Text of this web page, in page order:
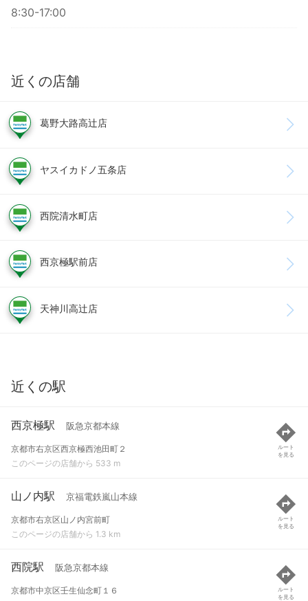
8:30-17:00
近くの店舗
葛野大路高辻店
ヤスイカドノ五条店
西院清水町店
西京極駅前店
天神川高辻店
近くの駅
西京極駅 阪急京都本線
京都市右京区西京極西池田町２
このページの店舗から 533 m
ルート
を見る
山ノ内駅 京福電鉄嵐山本線
京都市右京区山ノ内宮前町
このページの店舗から 1.3 km
ルート
を見る
西院駅 阪急京都本線
京都市中京区壬生仙念町１６
ルート
を見る